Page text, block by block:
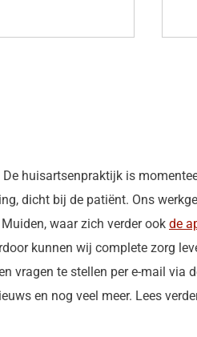
huisartsenpraktijk is
dicht bij de patiënt. Ons
waar zich verder ook de
kunnen wij complete zorg
vragen te stellen per e-mail via
en nog veel meer. Lees